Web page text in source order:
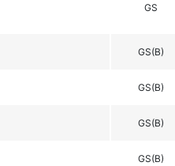
GS
GS(B)
GS(B)
GS(B)
GS(B)